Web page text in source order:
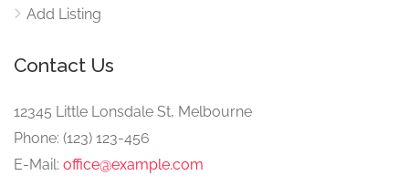
Add Listing
Contact Us
12345 Little Lonsdale St, Melbourne
Phone: (123) 123-456
E-Mail: office@example.com